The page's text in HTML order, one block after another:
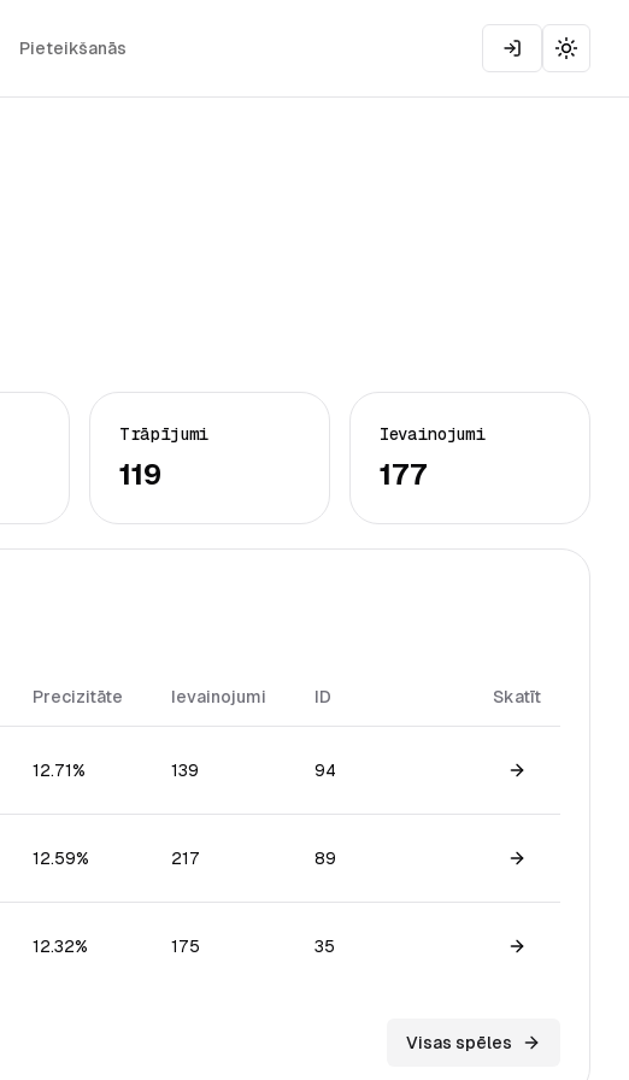
Pieteikšanās
Toggle
Trāpījumi
119
Ievainojumi
177
Precizitāte Ievainojumi ID Skatīt
12.71% 139 94
View game
12.59% 217 89
View game
12.32% 175 35
View game
Visas spēles